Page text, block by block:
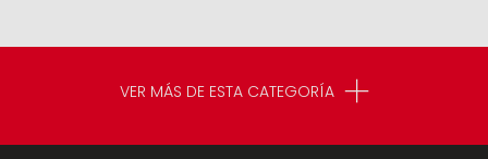
VER MÁS DE ESTA CATEGORÍA